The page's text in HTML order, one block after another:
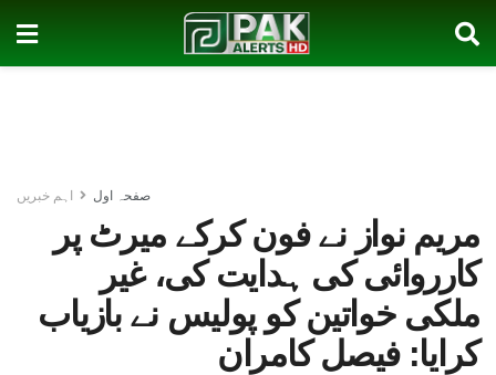
صفحہ اول اہم خبریں
مریم نواز نے فون کرکے میرٹ پر
کارروائی کی ہدایت کی، غیر
ملکی خواتین کو پولیس نے بازیاب
کرایا: فیصل کامران